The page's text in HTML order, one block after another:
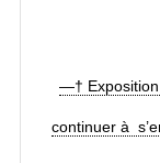
—†
continuer à